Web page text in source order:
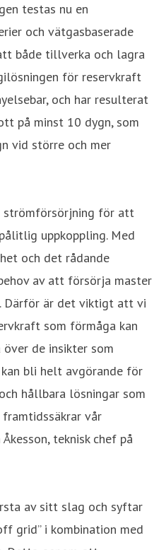
testas nu en
och vätgasbaserade
både tillverka och lagra
för reservkraft
och har resulterat
på minst 10 dygn, som
vid större och mer
strömförsörjning för att
uppkoppling. Med
och det rådande
av att försörja master
Därför är det viktigt att vi
som förmåga kan
de insikter som
bli helt avgörande för
hållbara lösningar som
vår
teknisk chef på
av sitt slag och syftar
grid” i kombination med